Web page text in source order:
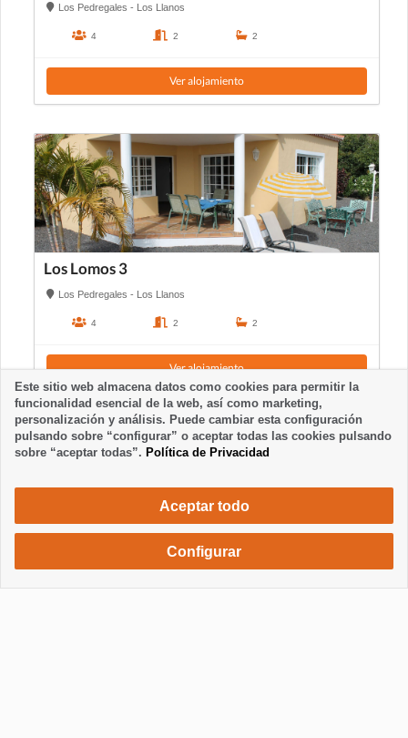
Los Pedregales - Los Llanos
4 2 2
Ver alojamiento
Los Lomos 3
Los Pedregales - Los Llanos
4 2 2
Ver alojamiento
886 €/ semana
Este sitio web almacena datos como cookies para permitir la
funcionalidad esencial de la web, así como marketing,
personalización y análisis. Puede cambiar esta configuración
pulsando sobre “configurar” o aceptar todas las cookies pulsando
sobre “aceptar todas”. Política de Privacidad
Aceptar todo
Configurar